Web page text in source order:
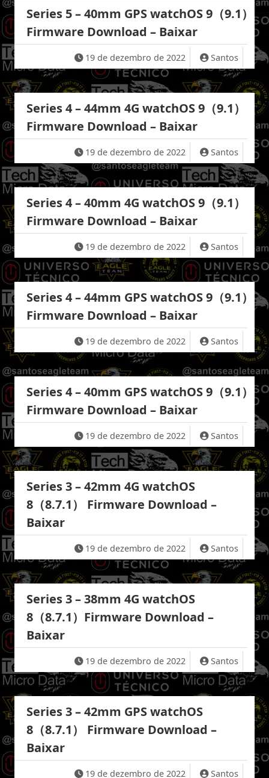
Series 5 – 40mm GPS watchOS 9（9.1）
Firmware Download – Baixar
19 de dezembro de 2022 Santos
Series 4 – 44mm 4G watchOS 9（9.1）
Firmware Download – Baixar
19 de dezembro de 2022 Santos
Series 4 – 40mm 4G watchOS 9（9.1）
Firmware Download – Baixar
19 de dezembro de 2022 Santos
Series 4 – 44mm GPS watchOS 9（9.1）
Firmware Download – Baixar
19 de dezembro de 2022 Santos
Series 4 – 40mm GPS watchOS 9（9.1）
Firmware Download – Baixar
19 de dezembro de 2022 Santos
Series 3 – 42mm 4G watchOS
8（8.7.1） Firmware Download –
Baixar
19 de dezembro de 2022 Santos
Series 3 – 38mm 4G watchOS
8（8.7.1）Firmware Download –
Baixar
19 de dezembro de 2022 Santos
Series 3 – 42mm GPS watchOS
8（8.7.1） Firmware Download –
Baixar
19 de dezembro de 2022 Santos